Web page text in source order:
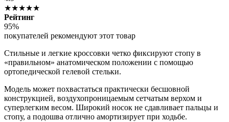
★★★★★
Рейтинг
95%
покупателей рекомендуют этот товар
Стильные и легкие кроссовки четко фиксируют стопу в
«правильном» анатомическом положении с помощью
ортопедической гелевой стельки.
Модель может похвастаться практически бесшовной
конструкцией, воздухопроницаемым сетчатым верхом и
суперлегким весом. Широкий носок не сдавливает пальцы и
стопу, а подошва отлично амортизирует при ходьбе.